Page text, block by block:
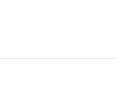
ート
導のため、食事や